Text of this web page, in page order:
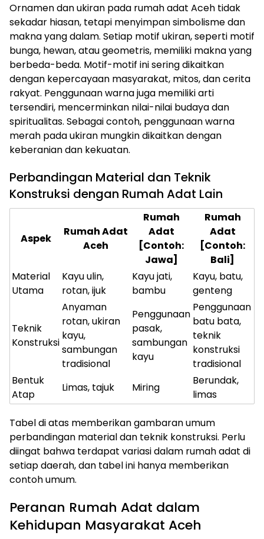
Ornamen dan ukiran pada rumah adat Aceh tidak
sekadar hiasan, tetapi menyimpan simbolisme dan
makna yang dalam. Setiap motif ukiran, seperti motif
bunga, hewan, atau geometris, memiliki makna yang
berbeda-beda. Motif-motif ini sering dikaitkan
dengan kepercayaan masyarakat, mitos, dan cerita
rakyat. Penggunaan warna juga memiliki arti
tersendiri, mencerminkan nilai-nilai budaya dan
spiritualitas. Sebagai contoh, penggunaan warna
merah pada ukiran mungkin dikaitkan dengan
keberanian dan kekuatan.
Perbandingan Material dan Teknik
Konstruksi dengan Rumah Adat Lain
Aspek
Rumah Adat
Aceh
Rumah
Adat
[Contoh:
Jawa]
Rumah
Adat
[Contoh:
Bali]
Material
Utama
Kayu ulin,
rotan, ijuk
Kayu jati,
bambu
Kayu, batu,
genteng
Teknik
Konstruksi
Anyaman
rotan, ukiran
kayu,
sambungan
tradisional
Penggunaan
pasak,
sambungan
kayu
Penggunaan
batu bata,
teknik
konstruksi
tradisional
Bentuk
Atap
Limas, tajuk Miring
Berundak,
limas
Tabel di atas memberikan gambaran umum
perbandingan material dan teknik konstruksi. Perlu
diingat bahwa terdapat variasi dalam rumah adat di
setiap daerah, dan tabel ini hanya memberikan
contoh umum.
Peranan Rumah Adat dalam
Kehidupan Masyarakat Aceh